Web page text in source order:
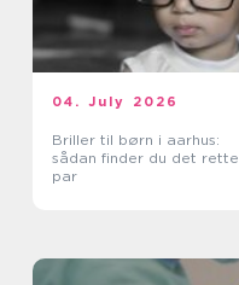
04. July 2026
Briller til børn i aarhus:
sådan finder du det rette
par